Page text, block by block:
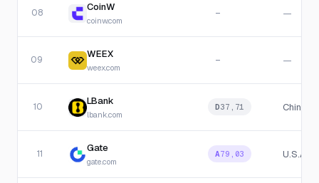
08 CoinW
coinw.com
— —
09 WEEX
weex.com
— —
10 LBank
lbank.com
D37,71 China
11 Gate
gate.com
A79,03 U.S.A